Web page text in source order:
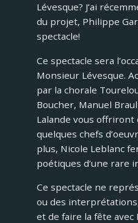
Lévesque? J’ai
du projet, Philippe
spectacle!
Ce spectacle sera
Monsieur Lévesque.
par la chorale
Boucher, Manuel
Lalande vous
quelques chefs
plus, Nicole Leblanc
poétiques d’une rare
Ce spectacle ne
ou des
et de faire la fête avec